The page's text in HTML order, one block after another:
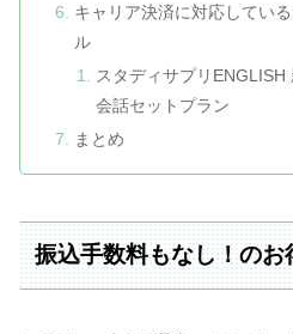
キャリア決済に対応してい
ル
スタディサプリ
会話セットプラン
まとめ
振込手数料もなし！のお